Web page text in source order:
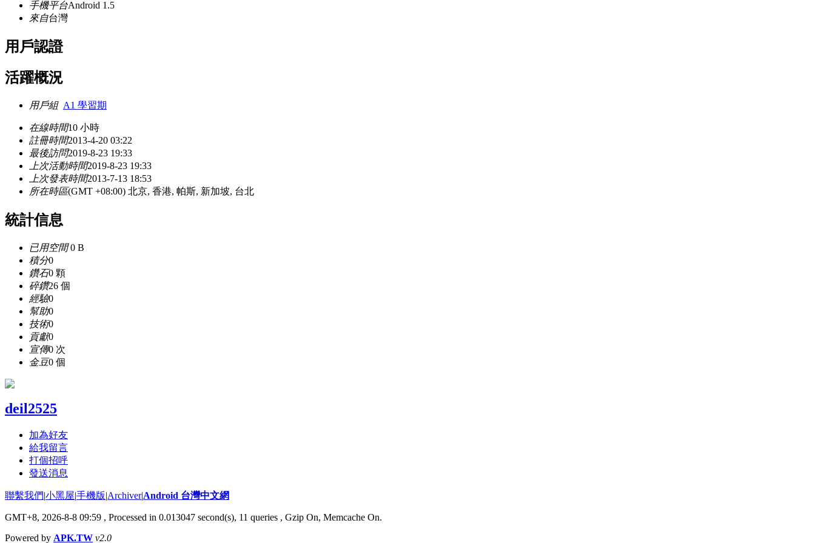
手機平台Android 1.5
來自台灣
用戶認證
活躍概況
用戶組 A1 學習期
在線時間10 小時
註冊時間2013-4-20 03:22
最後訪問2019-8-23 19:33
上次活動時間2019-8-23 19:33
上次發表時間2013-7-13 18:53
所在時區(GMT +08:00) 北京, 香港, 帕斯, 新加坡, 台北
統計信息
已用空間0 B
積分0
鑽石0 顆
碎鑽26 個
經驗0
幫助0
技術0
貢獻0
宣傳0 次
金豆0 個
deil2525
加為好友
給我留言
打個招呼
發送消息
聯繫我們|小黑屋|手機版|Archiver|Android 台灣中文網
GMT+8, 2026-8-8 09:59 , Processed in 0.013047 second(s), 11 queries , Gzip On, Memcache On.
Powered by APK.TW v2.0